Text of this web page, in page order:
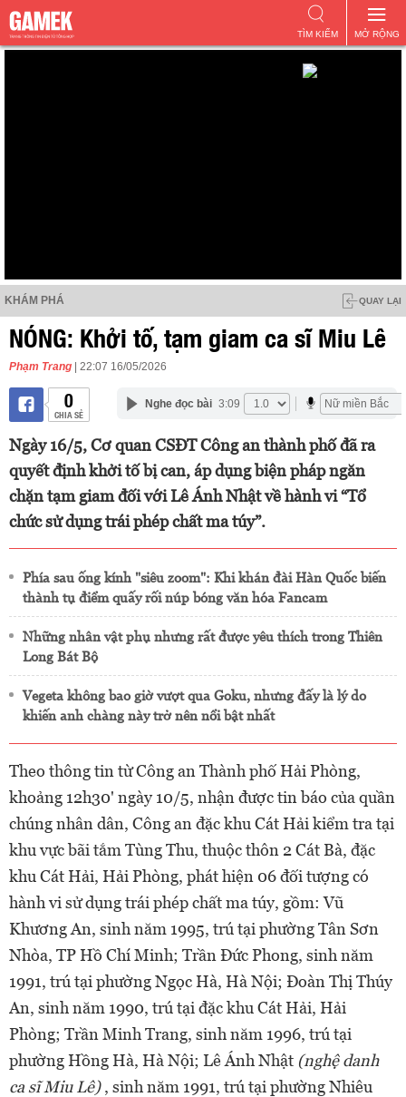
MỞ RỘNG
TÌM KIẾM
KHÁM PHÁ QUAY LẠI
NÓNG: Khởi tố, tạm giam ca sĩ Miu Lê
Phạm Trang | 22:07 16/05/2026
0
CHIA SẺ
Nghe đọc bài 3:09
Ngày 16/5, Cơ quan CSĐT Công an thành phố đã ra
quyết định khởi tố bị can, áp dụng biện pháp ngăn
chặn tạm giam đối với Lê Ánh Nhật về hành vi “Tổ
chức sử dụng trái phép chất ma túy”.
Phía sau ống kính "siêu zoom": Khi khán đài Hàn Quốc biến
thành tụ điểm quấy rối núp bóng văn hóa Fancam
Những nhân vật phụ nhưng rất được yêu thích trong Thiên
Long Bát Bộ
Vegeta không bao giờ vượt qua Goku, nhưng đấy là lý do
khiến anh chàng này trở nên nổi bật nhất
Theo thông tin từ Công an Thành phố Hải Phòng,
khoảng 12h30' ngày 10/5, nhận được tin báo của quần
chúng nhân dân, Công an đặc khu Cát Hải kiểm tra tại
khu vực bãi tắm Tùng Thu, thuộc thôn 2 Cát Bà, đặc
khu Cát Hải, Hải Phòng, phát hiện 06 đối tượng có
hành vi sử dụng trái phép chất ma túy, gồm: Vũ
Khương An, sinh năm 1995, trú tại phường Tân Sơn
Nhòa, TP Hồ Chí Minh; Trần Đức Phong, sinh năm
1991, trú tại phường Ngọc Hà, Hà Nội; Đoàn Thị Thúy
An, sinh năm 1990, trú tại đặc khu Cát Hải, Hải
Phòng; Trần Minh Trang, sinh năm 1996, trú tại
phường Hồng Hà, Hà Nội; Lê Ánh Nhật (nghệ danh
ca sĩ Miu Lê), sinh năm 1991, trú tại phường Nhiêu